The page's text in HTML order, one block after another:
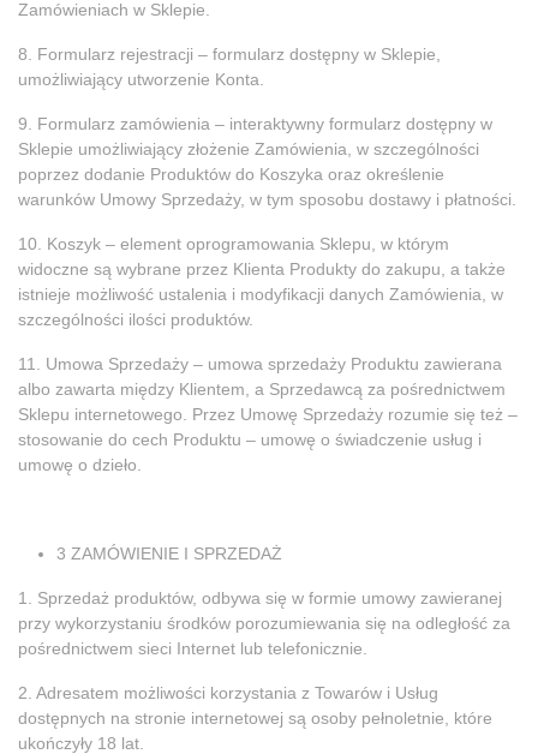
Zamówieniach w Sklepie.
8. Formularz rejestracji – formularz dostępny w Sklepie,
umożliwiający utworzenie Konta.
9. Formularz zamówienia – interaktywny formularz dostępny w
Sklepie umożliwiający złożenie Zamówienia, w szczególności
poprzez dodanie Produktów do Koszyka oraz określenie
warunków Umowy Sprzedaży, w tym sposobu dostawy i płatności.
10. Koszyk – element oprogramowania Sklepu, w którym
widoczne są wybrane przez Klienta Produkty do zakupu, a także
istnieje możliwość ustalenia i modyfikacji danych Zamówienia, w
szczególności ilości produktów.
11. Umowa Sprzedaży – umowa sprzedaży Produktu zawierana
albo zawarta między Klientem, a Sprzedawcą za pośrednictwem
Sklepu internetowego. Przez Umowę Sprzedaży rozumie się też –
stosowanie do cech Produktu – umowę o świadczenie usług i
umowę o dzieło.
3 ZAMÓWIENIE I SPRZEDAŻ
1. Sprzedaż produktów, odbywa się w formie umowy zawieranej
przy wykorzystaniu środków porozumiewania się na odległość za
pośrednictwem sieci Internet lub telefonicznie.
2. Adresatem możliwości korzystania z Towarów i Usług
dostępnych na stronie internetowej są osoby pełnoletnie, które
ukończyły 18 lat.